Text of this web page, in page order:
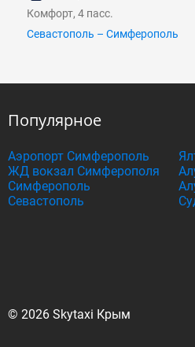
Комфорт, 4 пасс.
Севастополь – Симферополь
Популярное
Аэропорт Симферополь
ЖД вокзал Симферополя
Симферополь
Севастополь
© 2026 Skytaxi Крым